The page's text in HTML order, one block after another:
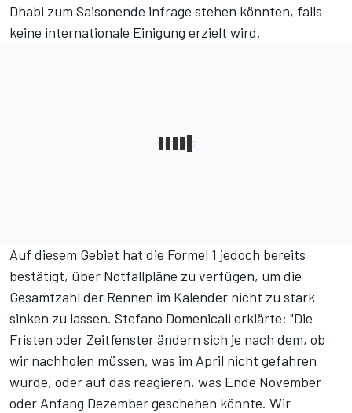
Dhabi zum Saisonende infrage stehen könnten, falls
keine internationale Einigung erzielt wird.
Auf diesem Gebiet hat die Formel 1 jedoch bereits
bestätigt, über Notfallpläne zu verfügen, um die
Gesamtzahl der Rennen im Kalender nicht zu stark
sinken zu lassen. Stefano Domenicali erklärte: "Die
Fristen oder Zeitfenster ändern sich je nach dem, ob
wir nachholen müssen, was im April nicht gefahren
wurde, oder auf das reagieren, was Ende November
oder Anfang Dezember geschehen könnte. Wir